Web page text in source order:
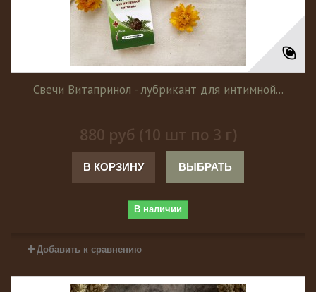
Свечи Витапринол - лубрикант для интимной...
880 руб (10 шт по 3 г)
В КОРЗИНУ ВЫБРАТЬ
В наличии
Добавить к сравнению